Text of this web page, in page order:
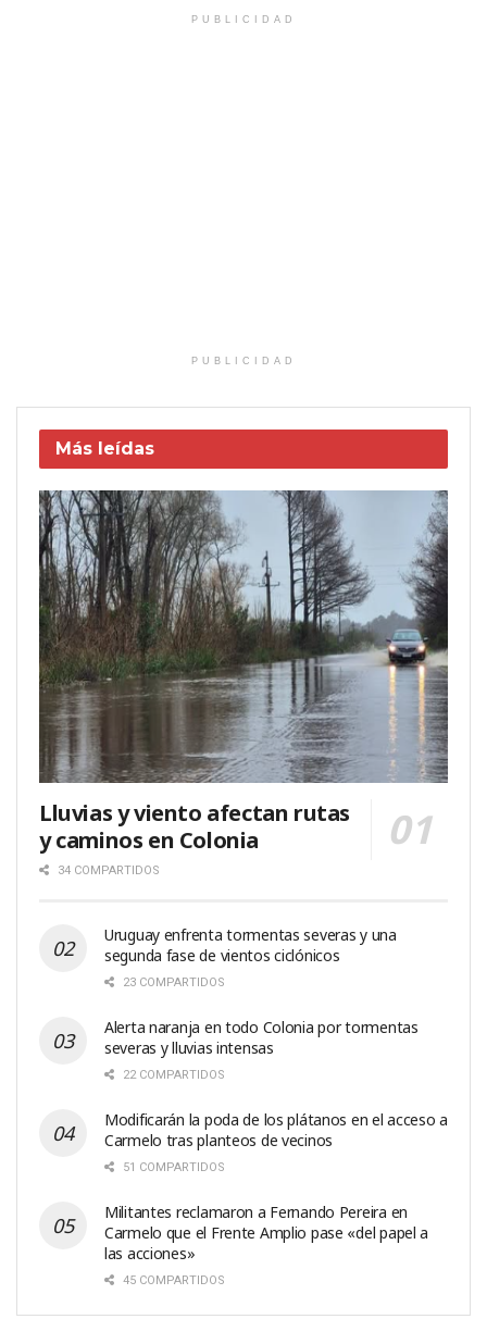
PUBLICIDAD
PUBLICIDAD
Más leídas
Lluvias y viento afectan rutas
y caminos en Colonia
34 COMPARTIDOS
Uruguay enfrenta tormentas severas y una
segunda fase de vientos ciclónicos
23 COMPARTIDOS
Alerta naranja en todo Colonia por tormentas
severas y lluvias intensas
22 COMPARTIDOS
Modificarán la poda de los plátanos en el acceso a
Carmelo tras planteos de vecinos
51 COMPARTIDOS
Militantes reclamaron a Fernando Pereira en
Carmelo que el Frente Amplio pase «del papel a
las acciones»
45 COMPARTIDOS